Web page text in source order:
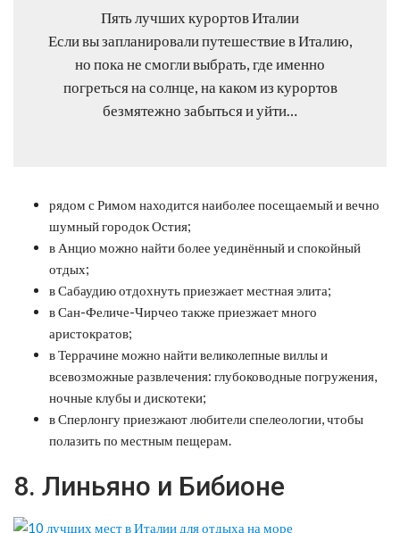
Пять лучших курортов Италии
Если вы запланировали путешествие в Италию,
но пока не смогли выбрать, где именно
погреться на солнце, на каком из курортов
безмятежно забыться и уйти…
рядом с Римом находится наиболее посещаемый и вечно
шумный городок Остия;
в Анцио можно найти более уединённый и спокойный
отдых;
в Сабаудию отдохнуть приезжает местная элита;
в Сан-Феличе-Чирчео также приезжает много
аристократов;
в Террачине можно найти великолепные виллы и
всевозможные развлечения: глубоководные погружения,
ночные клубы и дискотеки;
в Сперлонгу приезжают любители спелеологии, чтобы
полазить по местным пещерам.
8. Линьяно и Бибионе